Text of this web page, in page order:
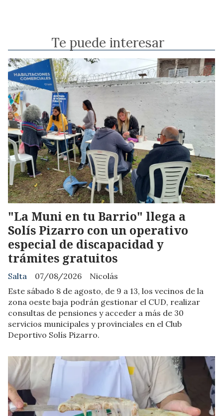
Te puede interesar
"La Muni en tu Barrio" llega a
Solís Pizarro con un operativo
especial de discapacidad y
trámites gratuitos
Nicolás
Salta
07/08/2026
Este sábado 8 de agosto, de 9 a 13, los vecinos de la
zona oeste baja podrán gestionar el CUD, realizar
consultas de pensiones y acceder a más de 30
servicios municipales y provinciales en el Club
Deportivo Solís Pizarro.